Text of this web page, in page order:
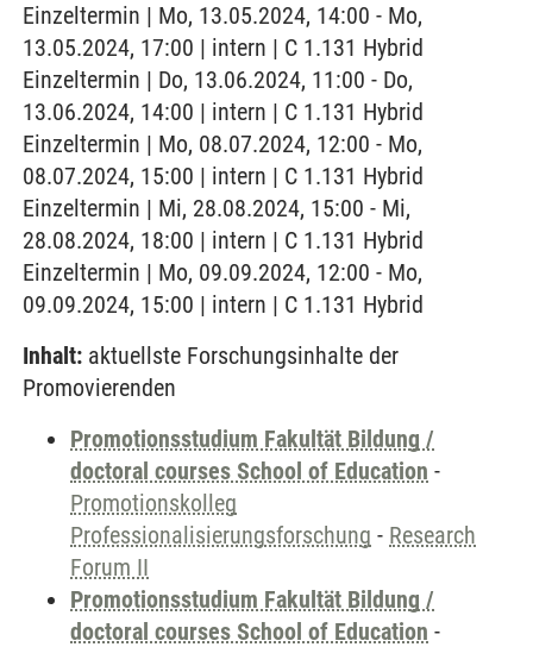
Einzeltermin | Mo, 13.05.2024, 14:00 - Mo,
13.05.2024, 17:00 | intern | C 1.131 Hybrid
Einzeltermin | Do, 13.06.2024, 11:00 - Do,
13.06.2024, 14:00 | intern | C 1.131 Hybrid
Einzeltermin | Mo, 08.07.2024, 12:00 - Mo,
08.07.2024, 15:00 | intern | C 1.131 Hybrid
Einzeltermin | Mi, 28.08.2024, 15:00 - Mi,
28.08.2024, 18:00 | intern | C 1.131 Hybrid
Einzeltermin | Mo, 09.09.2024, 12:00 - Mo,
09.09.2024, 15:00 | intern | C 1.131 Hybrid
Inhalt: aktuellste Forschungsinhalte der
Promovierenden
Promotionsstudium Fakultät Bildung /
doctoral courses School of Education -
Promotionskolleg
Professionalisierungsforschung - Research
Forum II
Promotionsstudium Fakultät Bildung /
doctoral courses School of Education -